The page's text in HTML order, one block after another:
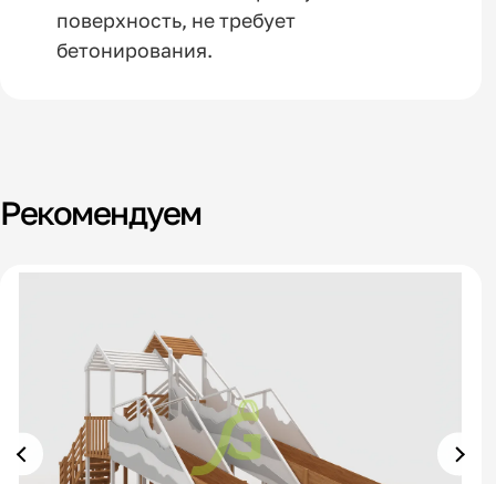
поверхность, не требует
бетонирования.
Рекомендуем